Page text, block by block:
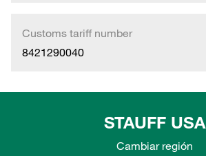
Customs tariff number
8421290040
STAUFF USA
Cambiar región